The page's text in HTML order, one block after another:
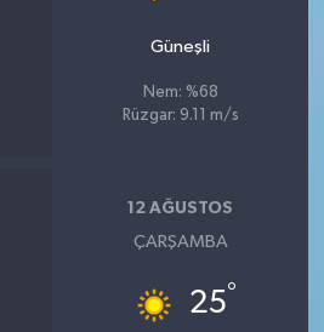
Güneşli
Nem: %68
Rüzgar: 9.11 m/s
12 AĞUSTOS
ÇARŞAMBA
25°